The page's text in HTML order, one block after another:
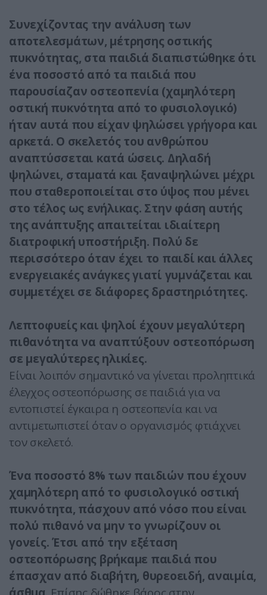
Συνεχίζοντας την ανάλυση των
αποτελεσμάτων, μέτρησης οστικής
πυκνότητας, στα παιδιά διαπιστώθηκε ότι
ένα ποσοστό από τα παιδιά που
παρουσίαζαν οστεοπενία (χαμηλότερη
οστική πυκνότητα από το φυσιολογικό)
ήταν αυτά που είχαν ψηλώσει γρήγορα και
αρκετά. Ο σκελετός του ανθρώπου
αναπτύσσεται κατά ώσεις. Δηλαδή
ψηλώνει, σταματά και ξαναψηλώνει μέχρι
που σταθεροποιείται στο ύψος που μένει
στο τέλος ως ενήλικας. Στην φάση αυτής
της ανάπτυξης απαιτείται ιδιαίτερη
διατροφική υποστήριξη. Πολύ δε
περισσότερο όταν έχει το παιδί και άλλες
ενεργειακές ανάγκες γιατί γυμνάζεται και
συμμετέχει σε διάφορες δραστηριότητες.
Λεπτοφυείς και ψηλοί έχουν μεγαλύτερη
πιθανότητα να αναπτύξουν οστεοπόρωση
σε μεγαλύτερες ηλικίες.
Είναι λοιπόν σημαντικό να γίνεται προληπτικά
έλεγχος οστεοπόρωσης σε παιδιά για να
εντοπιστεί έγκαιρα η οστεοπενία και να
αντιμετωπιστεί όταν ο οργανισμός φτιάχνει
τον σκελετό.
Ένα ποσοστό 8% των παιδιών που έχουν
χαμηλότερη από το φυσιολογικό οστική
πυκνότητα, πάσχουν από νόσο που είναι
πολύ πιθανό να μην το γνωρίζουν οι
γονείς. Έτσι από την εξέταση
οστεοπόρωσης βρήκαμε παιδιά που
έπασχαν από διαβήτη, θυρεοειδή, αναιμία,